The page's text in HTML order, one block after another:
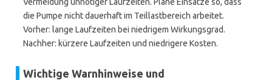
die Pumpe nicht dauerhaft im Teillastbereich arbeitet.
Vorher: lange Laufzeiten bei niedrigem Wirkungsgrad.
Nachher: kürzere Laufzeiten und niedrigere Kosten.
Wichtige Warnhinweise und